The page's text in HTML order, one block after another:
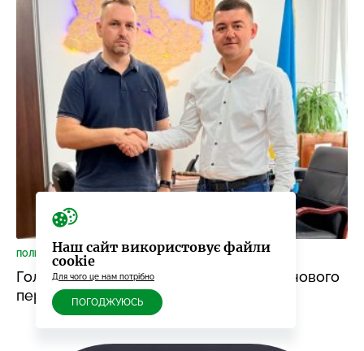
ПОЛІТИКА5 СЕРПНЯ, 11:48
Голова Мукачівської РВА презентував нового
першого заступника
Наш сайт використовує файли
cookie
Для чого це нам потрібно
ПОГОДЖУЮСЬ